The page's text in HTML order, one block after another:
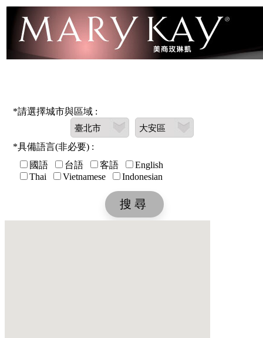
*請選擇城市與區域 :
*具備語言(非必要) :
國語
台語 客語
English
Thai
Vietnamese Indonesian